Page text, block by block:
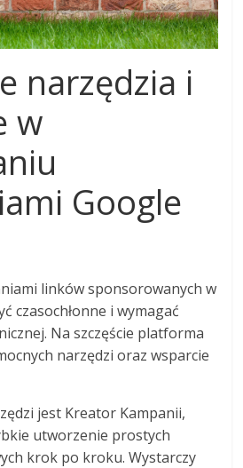
narzędzia i
w
Google
linków sponsorowanych w
czasochłonne i wymagać
Na szczęście platforma
narzędzi oraz wsparcie
jest Kreator Kampanii,
utworzenie prostych
krok po kroku. Wystarczy